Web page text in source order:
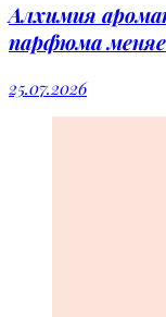
Алхимия
парфюма
25.07.2026